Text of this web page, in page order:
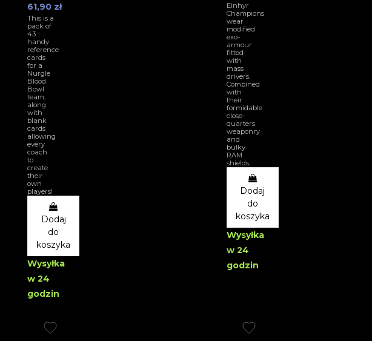
61,90 zł
This is a
pack of
43
handy
reference
cards
for a
Nurgle
Blood
Bowl
team,
along
with
blank
cards
allowing
every
coach
to
create
their
own
players!
Dodaj
do
koszyka
Wysyłka
w 24
godzin
Einhyr
Champions
wear
modified
exo-
armour
fitted
with
mass
drivers.
Combined
with
their
formidable
close-
quarters
weaponry
and
bulky
RAM
shields,
Dodaj
do
koszyka
Wysyłka
w 24
godzin